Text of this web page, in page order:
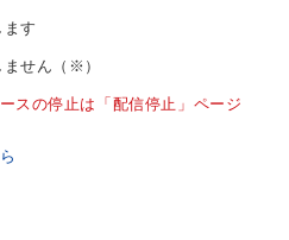
す
せん（※）
スの停止は「配信停止」ページ